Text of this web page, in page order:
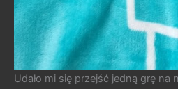
Udało mi się przejść jedną grę na